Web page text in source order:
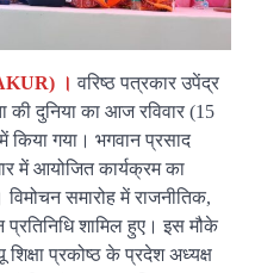
। वरिष्ठ पत्रकार उपेंद्र
दुनिया का आज रविवार (15
गया। भगवान प्रसाद
में आयोजित कार्यक्रम का
समारोह में राजनीतिक,
प्रतिनिधि शामिल हुए। इस मौके
प्रकोष्ठ के प्रदेश अध्यक्ष